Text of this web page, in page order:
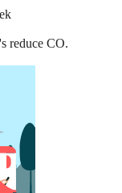
reduce CO.